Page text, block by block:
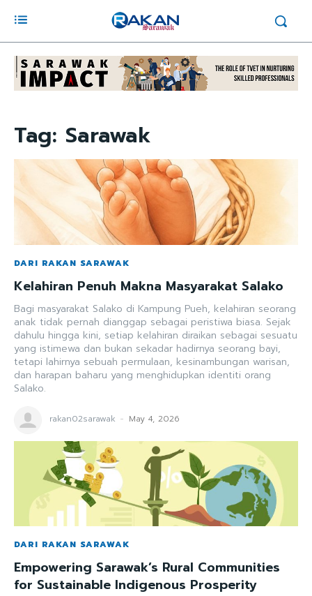
Tag: Sarawak
DARI RAKAN SARAWAK
Kelahiran Penuh Makna Masyarakat Salako
Bagi masyarakat Salako di Kampung Pueh, kelahiran seorang
anak tidak pernah dianggap sebagai peristiwa biasa. Sejak
dahulu hingga kini, setiap kelahiran diraikan sebagai sesuatu
yang istimewa dan bukan sekadar hadirnya seorang bayi,
tetapi lahirnya sebuah permulaan, kesinambungan warisan,
dan harapan baharu yang menghidupkan identiti orang
Salako.
rakan02sarawak - May 4, 2026
DARI RAKAN SARAWAK
Empowering Sarawak’s Rural Communities
for Sustainable Indigenous Prosperity